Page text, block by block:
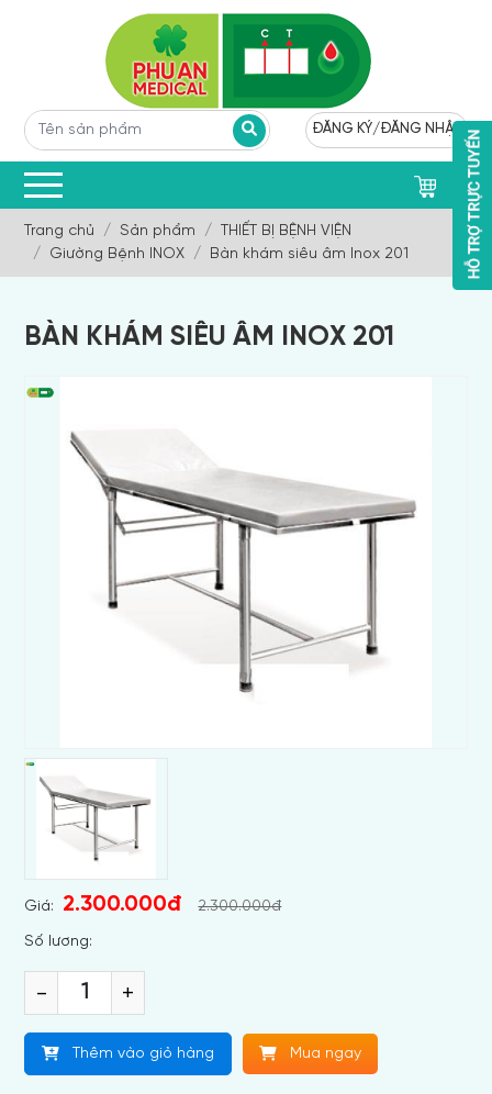
ĐĂNG KÝ/ĐĂNG NHẬP
Trang chủ Sản phẩm
THIẾT BỊ BỆNH VIỆN
Giường Bệnh INOX
Bàn khám siêu âm Inox 201
BÀN KHÁM SIÊU ÂM INOX 201
Giá: 2.300.000đ 2.300.000đ
Số lương:
- +
Thêm vào giỏ hàng Mua ngay